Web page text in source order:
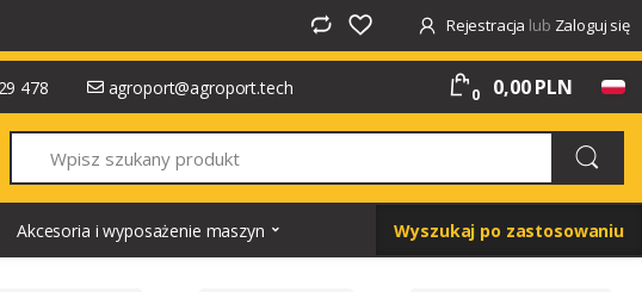
Rejestracja lub Zaloguj się
478 agroport@agroport.tech 0 0,00 PLN
Akcesoria i wyposażenie maszyn Wyszukaj po zastosowaniu